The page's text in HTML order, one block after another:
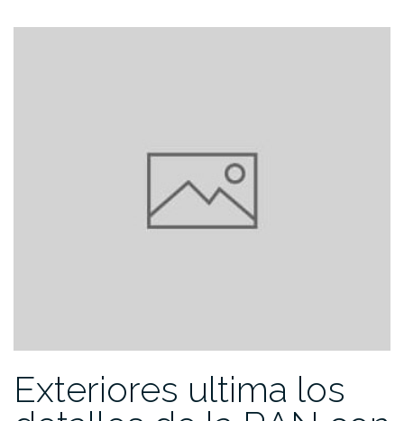
Exteriores ultima los